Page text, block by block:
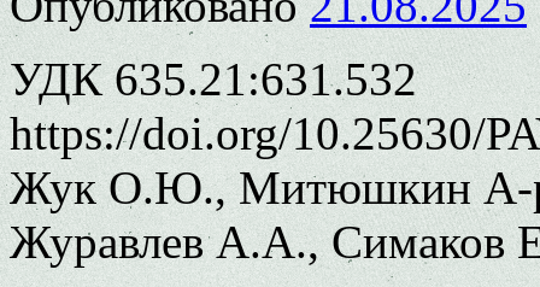
УДК 635.21:631.532
https://doi.org/10.25630/
Жук О.Ю., Митюшкин А-
Журавлев А.А., Симаков